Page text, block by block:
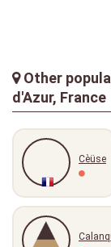
Other
d'Azur, France
Cèüse